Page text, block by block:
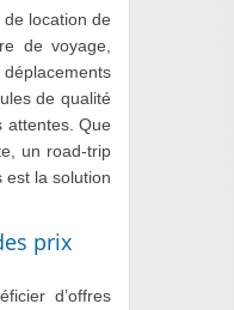
de location de
de voyage,
de qualité
attentes. Que
un road-trip
est la solution
prix
d’offres